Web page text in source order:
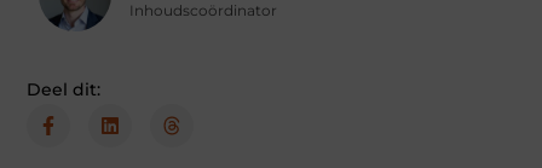
Inhoudscoördinator
Deel dit: